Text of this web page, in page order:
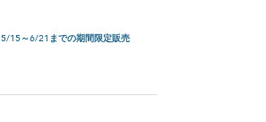
5/15～6/21までの期間限定販売